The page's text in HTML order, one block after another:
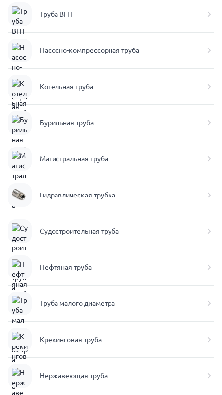
Труба ВГП
Насосно-компрессорная труба
Котельная труба
Бурильная труба
Магистральная труба
Гидравлическая трубка
Судостроительная труба
Нефтяная труба
Труба малого диаметра
Крекинговая труба
Нержавеющая труба